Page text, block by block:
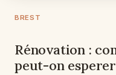
BREST
Rénovation :
peut-on